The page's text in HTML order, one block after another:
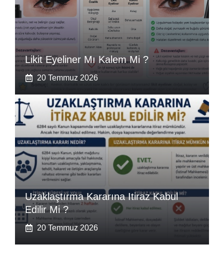
Likit Eyeliner Mı Kalem Mi ?
20 Temmuz 2026
Uzaklaştırma Kararına Itiraz Kabul
Edilir Mi ?
20 Temmuz 2026